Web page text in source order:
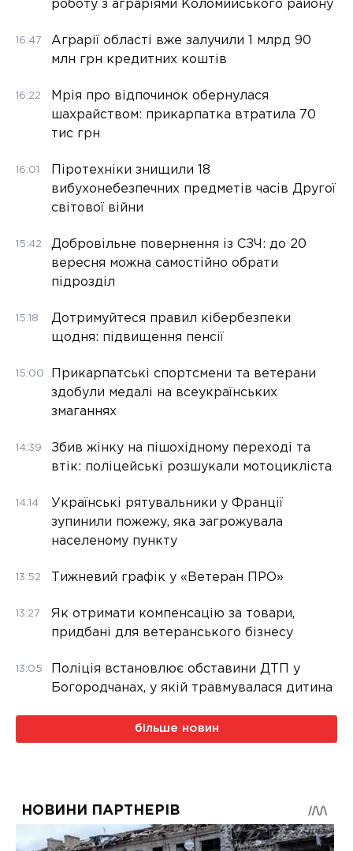
роботу з аграріями Коломийського району
16:47
Аграрії області вже залучили 1 млрд 90
млн грн кредитних коштів
16:22
Мрія про відпочинок обернулася
шахрайством: прикарпатка втратила 70
тис грн
16:01
Піротехніки знищили 18
вибухонебезпечних предметів часів Другої
світової війни
15:42
Добровільне повернення із СЗЧ: до 20
вересня можна самостійно обрати
підрозділ
15:18
Дотримуйтеся правил кібербезпеки
щодня: підвищення пенсії
15:00
Прикарпатські спортсмени та ветерани
здобули медалі на всеукраїнських
змаганнях
14:39
Збив жінку на пішохідному переході та
втік: поліцейські розшукали мотоцикліста
14:14
Українські рятувальники у Франції
зупинили пожежу, яка загрожувала
населеному пункту
13:52 Тижневий графік у «Ветеран ПРО»
13:27
Як отримати компенсацію за товари,
придбані для ветеранського бізнесу
13:05
Поліція встановлює обставини ДТП у
Богородчанах, у якій травмувалася дитина
більше новин